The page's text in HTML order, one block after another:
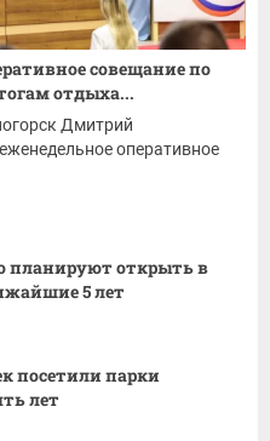
совещание по
отдыха...
Дмитрий
оперативное
планируют открыть в
5 лет
посетили парки
лет